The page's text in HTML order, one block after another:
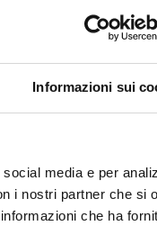
Informazioni sui
media e per
i nostri partner che si
che ha
tendono a